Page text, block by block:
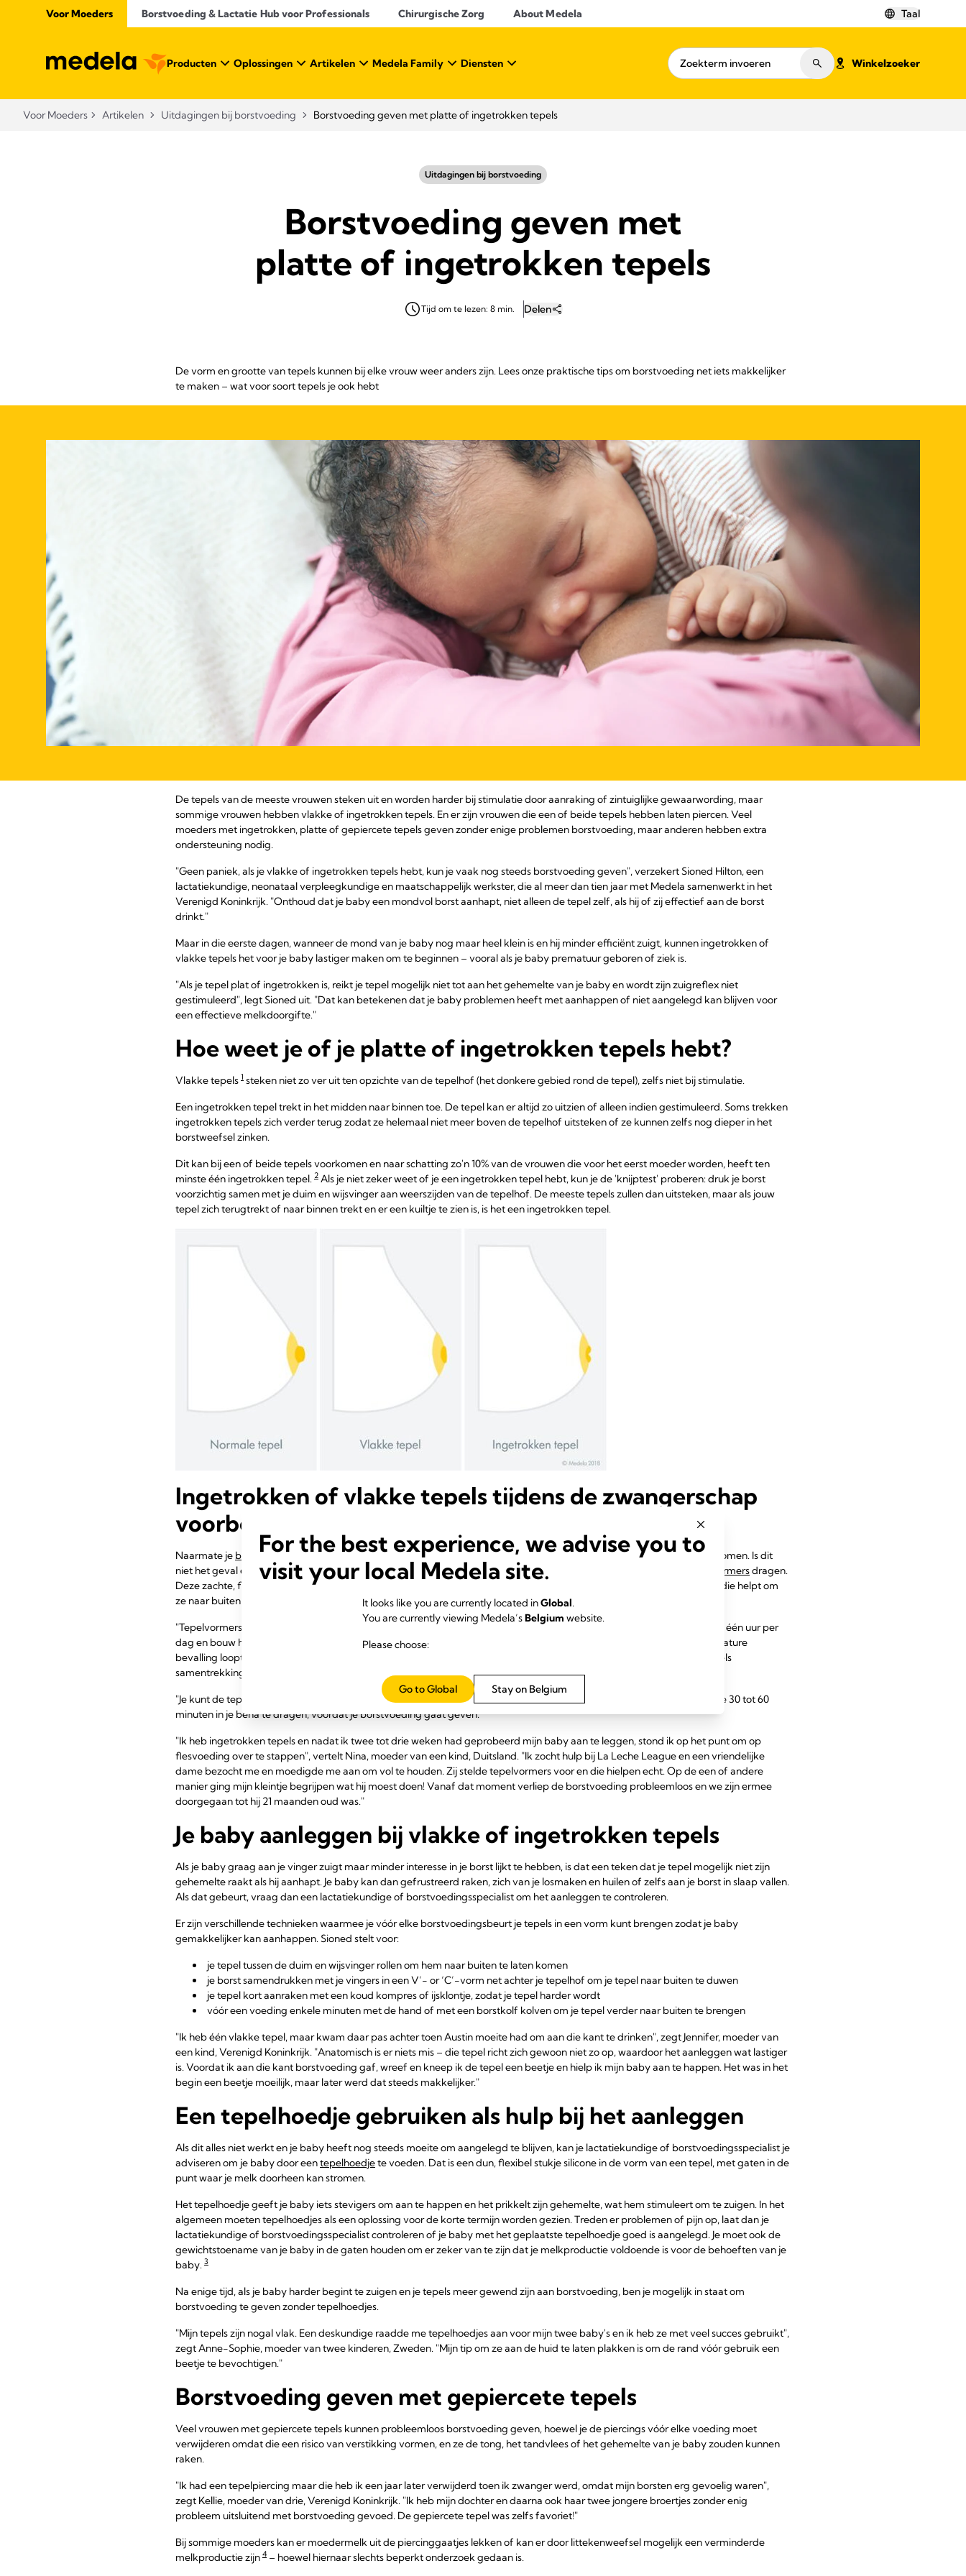
Voor Moeders Borstvoeding & Lactatie Hub voor Professionals​ Chirurgische Zorg About Medela Taal
Producten Oplossingen Artikelen Medela Family Diensten Winkelzoeker
Voor Moeders Artikelen Uitdagingen bij borstvoeding​ Borstvoeding geven met platte of ingetrokken tepels
Uitdagingen bij borstvoeding​
Borstvoeding geven met
platte of ingetrokken tepels
Tijd om te lezen: 8 min. Delen
De vorm en grootte van tepels kunnen bij elke vrouw weer anders zijn. Lees onze praktische tips om borstvoeding net iets makkelijker
te maken – wat voor soort tepels je ook hebt
De tepels van de meeste vrouwen steken uit en worden harder bij stimulatie door aanraking of zintuiglijke gewaarwording, maar
sommige vrouwen hebben vlakke of ingetrokken tepels. En er zijn vrouwen die een of beide tepels hebben laten piercen. Veel
moeders met ingetrokken, platte of gepiercete tepels geven zonder enige problemen borstvoeding, maar anderen hebben extra
ondersteuning nodig.
"Geen paniek, als je vlakke of ingetrokken tepels hebt, kun je vaak nog steeds borstvoeding geven", verzekert Sioned Hilton, een
lactatiekundige, neonataal verpleegkundige en maatschappelijk werkster, die al meer dan tien jaar met Medela samenwerkt in het
Verenigd Koninkrijk. "Onthoud dat je baby een mondvol borst aanhapt, niet alleen de tepel zelf, als hij of zij effectief aan de borst
drinkt."
Maar in die eerste dagen, wanneer de mond van je baby nog maar heel klein is en hij minder efficiënt zuigt, kunnen ingetrokken of
vlakke tepels het voor je baby lastiger maken om te beginnen – vooral als je baby prematuur geboren of ziek is.
"Als je tepel plat of ingetrokken is, reikt je tepel mogelijk niet tot aan het gehemelte van je baby en wordt zijn zuigreflex niet
gestimuleerd", legt Sioned uit. "Dat kan betekenen dat je baby problemen heeft met aanhappen of niet aangelegd kan blijven voor
een effectieve melkdoorgifte."
Hoe weet je of je platte of ingetrokken tepels hebt?
Vlakke tepels 1 steken niet zo ver uit ten opzichte van de tepelhof (het donkere gebied rond de tepel), zelfs niet bij stimulatie.
Een ingetrokken tepel trekt in het midden naar binnen toe. De tepel kan er altijd zo uitzien of alleen indien gestimuleerd. Soms trekken
ingetrokken tepels zich verder terug zodat ze helemaal niet meer boven de tepelhof uitsteken of ze kunnen zelfs nog dieper in het
borstweefsel zinken.
Dit kan bij een of beide tepels voorkomen en naar schatting zo'n 10% van de vrouwen die voor het eerst moeder worden, heeft ten
minste één ingetrokken tepel. 2 Als je niet zeker weet of je een ingetrokken tepel hebt, kun je de 'knijptest' proberen: druk je borst
voorzichtig samen met je duim en wijsvinger aan weerszijden van de tepelhof. De meeste tepels zullen dan uitsteken, maar als jouw
tepel zich terugtrekt of naar binnen trekt en er een kuiltje te zien is, is het een ingetrokken tepel.
Ingetrokken of vlakke tepels tijdens de zwangerschap
voorbereiden op borstvoeding
Naarmate je borsten tijdens de zwangerschap veranderen, is het mogelijk dat je tepels uit zichzelf al meer naar buiten komen. Is dit
niet het geval en maak je je zorgen dat de vorm van je tepels borstvoeding zou kunnen bemoeilijken, dan kun je
tepelvormersdragen.
Deze zachte, flexibele pads van siliconemateriaal passen discreet in je beha en oefenen een zachte druk uit op je tepels die helpt om
ze naar buiten te brengen.
"Tepelvormers kunnen worden gedragen vanaf week 32 van een normale zwangerschap", adviseert Sioned. "Begin met één uur per
dag en bouw het op tot ongeveer acht uur. Als je een verzwakte baarmoederhals hebt of anderszins risico van een premature
bevalling loopt, vraag dan een deskundige naar de beste tijd om hiermee te beginnen, aangezien stimulatie van de tepels
samentrekkingen kan veroorzaken.
"Je kunt de tepelvormers blijven dragen nadat je baby geboren is", voegt ze eraan toe. "Probeer bijvoorbeeld eens om ze 30 tot 60
minuten in je beha te dragen, voordat je borstvoeding gaat geven."
"Ik heb ingetrokken tepels en nadat ik twee tot drie weken had geprobeerd mijn baby aan te leggen, stond ik op het punt om op
flesvoeding over te stappen", vertelt Nina, moeder van een kind, Duitsland. "Ik zocht hulp bij La Leche League en een vriendelijke
dame bezocht me en moedigde me aan om vol te houden. Zij stelde tepelvormers voor en die hielpen echt. Op de een of andere
manier ging mijn kleintje begrijpen wat hij moest doen! Vanaf dat moment verliep de borstvoeding probleemloos en we zijn ermee
doorgegaan tot hij 21 maanden oud was."
Je baby aanleggen bij vlakke of ingetrokken tepels
Als je baby graag aan je vinger zuigt maar minder interesse in je borst lijkt te hebben, is dat een teken dat je tepel mogelijk niet zijn
gehemelte raakt als hij aanhapt. Je baby kan dan gefrustreerd raken, zich van je losmaken en huilen of zelfs aan je borst in slaap vallen.
Als dat gebeurt, vraag dan een lactatiekundige of borstvoedingsspecialist om het aanleggen te controleren.
Er zijn verschillende technieken waarmee je vóór elke borstvoedingsbeurt je tepels in een vorm kunt brengen zodat je baby
gemakkelijker kan aanhappen. Sioned stelt voor:
je tepel tussen de duim en wijsvinger rollen om hem naar buiten te laten komen
je borst samendrukken met je vingers in een V’- or ‘C’-vorm net achter je tepelhof om je tepel naar buiten te duwen
je tepel kort aanraken met een koud kompres of ijsklontje, zodat je tepel harder wordt
vóór een voeding enkele minuten met de hand of met een borstkolf kolven om je tepel verder naar buiten te brengen
"Ik heb één vlakke tepel, maar kwam daar pas achter toen Austin moeite had om aan die kant te drinken", zegt Jennifer, moeder van
een kind, Verenigd Koninkrijk. "Anatomisch is er niets mis – die tepel richt zich gewoon niet zo op, waardoor het aanleggen wat lastiger
is. Voordat ik aan die kant borstvoeding gaf, wreef en kneep ik de tepel een beetje en hielp ik mijn baby aan te happen. Het was in het
begin een beetje moeilijk, maar later werd dat steeds makkelijker."
Een tepelhoedje gebruiken als hulp bij het aanleggen
Als dit alles niet werkt en je baby heeft nog steeds moeite om aangelegd te blijven, kan je lactatiekundige of borstvoedingsspecialist je
adviseren om je baby door eentepelhoedjete voeden. Dat is een dun, flexibel stukje silicone in de vorm van een tepel, met gaten in de
punt waar je melk doorheen kan stromen.
Het tepelhoedje geeft je baby iets stevigers om aan te happen en het prikkelt zijn gehemelte, wat hem stimuleert om te zuigen. In het
algemeen moeten tepelhoedjes als een oplossing voor de korte termijn worden gezien. Treden er problemen of pijn op, laat dan je
lactatiekundige of borstvoedingsspecialist controleren of je baby met het geplaatste tepelhoedje goed is aangelegd. Je moet ook de
gewichtstoename van je baby in de gaten houden om er zeker van te zijn dat je melkproductie voldoende is voor de behoeften van je
baby. 3
Na enige tijd, als je baby harder begint te zuigen en je tepels meer gewend zijn aan borstvoeding, ben je mogelijk in staat om
borstvoeding te geven zonder tepelhoedjes.
"Mijn tepels zijn nogal vlak. Een deskundige raadde me tepelhoedjes aan voor mijn twee baby's en ik heb ze met veel succes gebruikt",
zegt Anne-Sophie, moeder van twee kinderen, Zweden. "Mijn tip om ze aan de huid te laten plakken is om de rand vóór gebruik een
beetje te bevochtigen."
Borstvoeding geven met gepiercete tepels
Veel vrouwen met gepiercete tepels kunnen probleemloos borstvoeding geven, hoewel je de piercings vóór elke voeding moet
verwijderen omdat die een risico van verstikking vormen, en ze de tong, het tandvlees of het gehemelte van je baby zouden kunnen
raken.
"Ik had een tepelpiercing maar die heb ik een jaar later verwijderd toen ik zwanger werd, omdat mijn borsten erg gevoelig waren",
zegt Kellie, moeder van drie, Verenigd Koninkrijk. "Ik heb mijn dochter en daarna ook haar twee jongere broertjes zonder enig
probleem uitsluitend met borstvoeding gevoed. De gepiercete tepel was zelfs favoriet!"
Bij sommige moeders kan er moedermelk uit de piercinggaatjes lekken of kan er door littekenweefsel mogelijk een verminderde
melkproductie zijn 4 – hoewel hiernaar slechts beperkt onderzoek gedaan is.
For the best experience, we advise you to
visit your local Medela site.
It looks like you are currently located inGlobal.
You are currently viewing Medela’sBelgium website.
Please choose:
Stay on Belgium
Go to Global